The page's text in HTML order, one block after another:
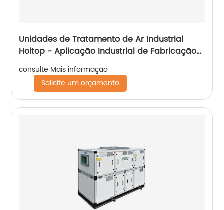
Unidades de Tratamento de Ar Industrial
Holtop - Aplicação Industrial de Fabricação
Automotiva
consulte Mais informação
Solicite um orçamento